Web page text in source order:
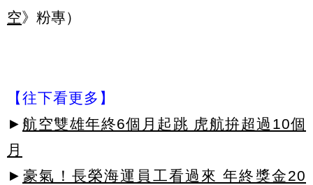
空》粉專）
【往下看更多】
► 航空雙雄年終6個月起跳 虎航拚超過10個
月
► 豪氣！長榮海運員工看過來 年終獎金20